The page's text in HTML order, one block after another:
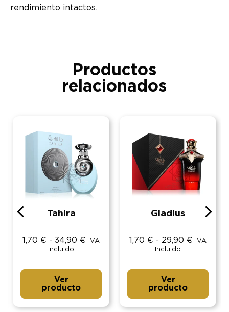
rendimiento intactos.
Productos
relacionados
Tahira
1,70 € - 34,90 €
IVA
Incluido
Ver
producto
Gladius
1,70 € - 29,90 €
IVA
Incluido
Ver
producto